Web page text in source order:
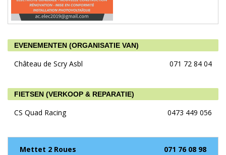
EVENEMENTEN (ORGANISATIE VAN)
Château de Scry Asbl 071 72 84 04
FIETSEN (VERKOOP & REPARATIE)
CS Quad Racing 0473 449 056
Mettet 2 Roues 071 76 08 98